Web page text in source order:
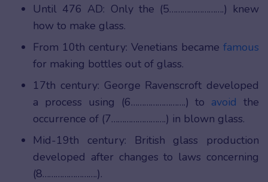
Until 476 AD: Only the (5…………………….) knew
how to make glass.
From 10th century: Venetians became famous
for making bottles out of glass.
17th century: George Ravenscroft developed
a process using (6…………………….) to avoid the
occurrence of (7…………………….) in blown glass.
Mid-19th century: British glass production
developed after changes to laws concerning
(8…………………….).